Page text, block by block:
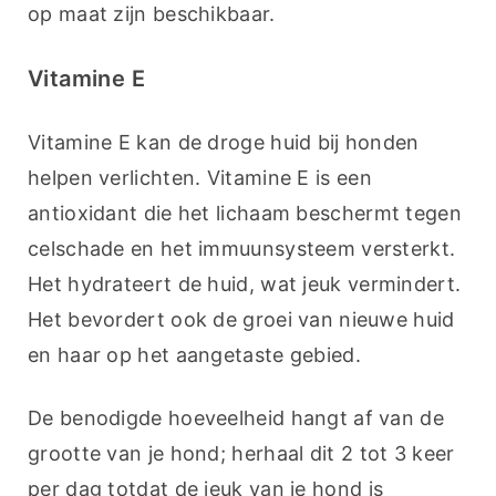
op maat zijn beschikbaar.
Vitamine E
Vitamine E kan de droge huid bij honden
helpen verlichten. Vitamine E is een
antioxidant die het lichaam beschermt tegen
celschade en het immuunsysteem versterkt.
Het hydrateert de huid, wat jeuk vermindert.
Het bevordert ook de groei van nieuwe huid
en haar op het aangetaste gebied.
De benodigde hoeveelheid hangt af van de
grootte van je hond; herhaal dit 2 tot 3 keer
per dag totdat de jeuk van je hond is